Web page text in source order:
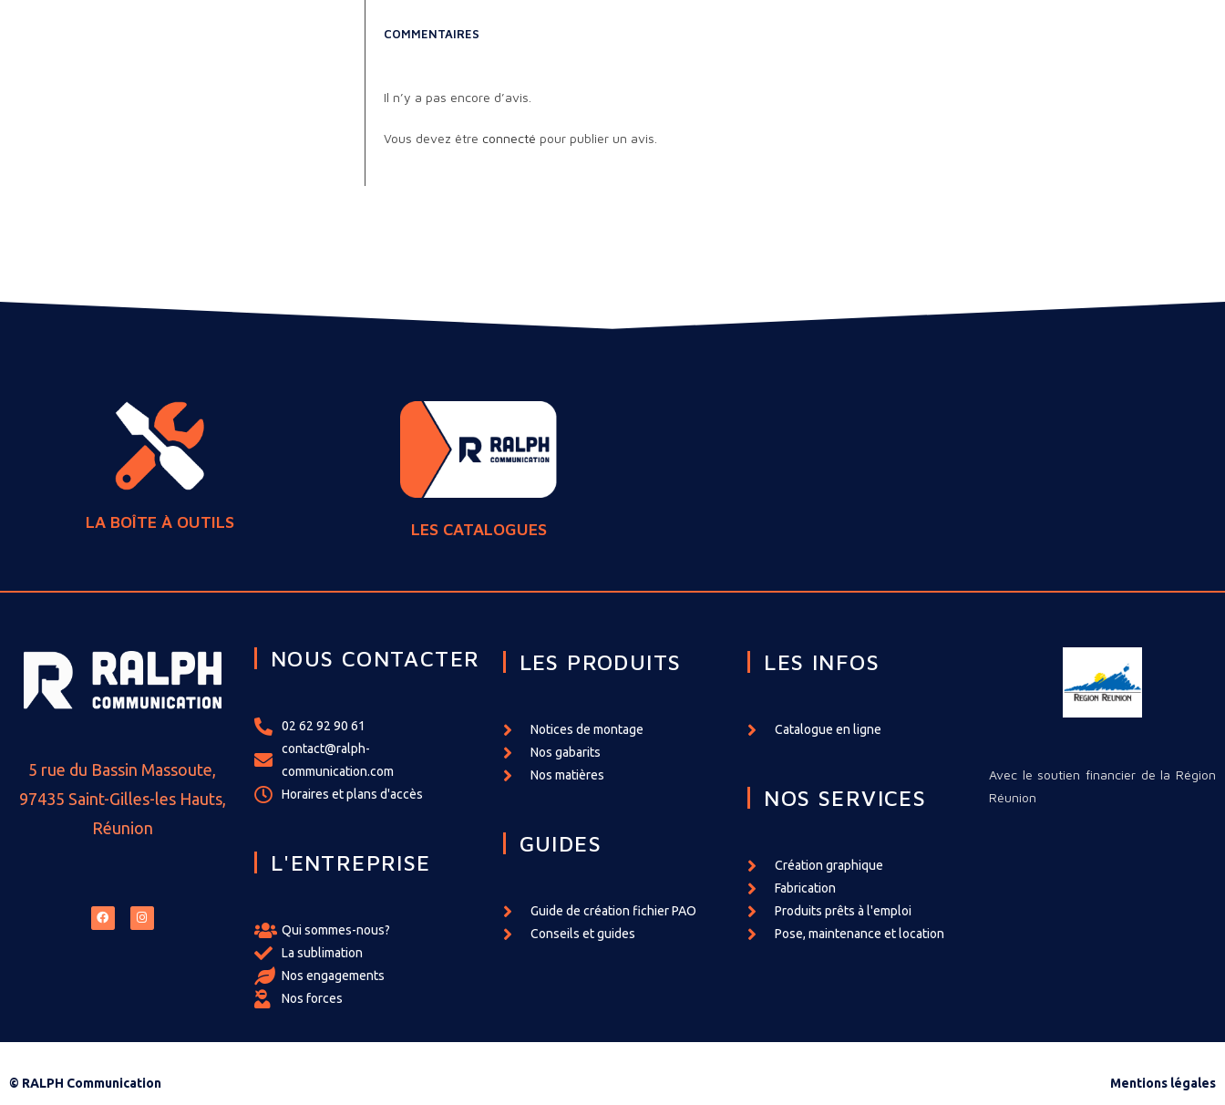
COMMENTAIRES
Il n’y a pas encore d’avis.
Vous devez être connecté pour publier un avis.
LA BOÎTE À OUTILS LES CATALOGUES
5 rue du Bassin Massoute,
97435 Saint-Gilles-les Hauts,
Réunion
NOUS CONTACTER
02 62 92 90 61
contact@ralph-
communication.com
Horaires et plans d'accès
L'ENTREPRISE
Qui sommes-nous?
La sublimation
Nos engagements
Nos forces
LES PRODUITS
Notices de montage
Nos gabarits
Nos matières
GUIDES
Guide de création fichier PAO
Conseils et guides
LES INFOS
Catalogue en ligne
NOS SERVICES
Création graphique
Fabrication
Produits prêts à l'emploi
Pose, maintenance et location
Avec le soutien financier de la Région
Réunion
© RALPH Communication Mentions légales